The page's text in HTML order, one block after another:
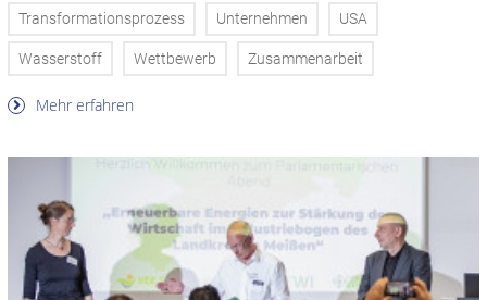
Transformationsprozess Unternehmen USA
Wasserstoff Wettbewerb Zusammenarbeit
Mehr erfahren